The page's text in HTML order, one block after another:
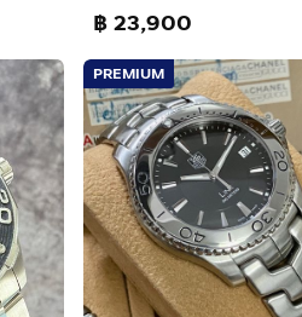
฿ 23,900
PREMIUM